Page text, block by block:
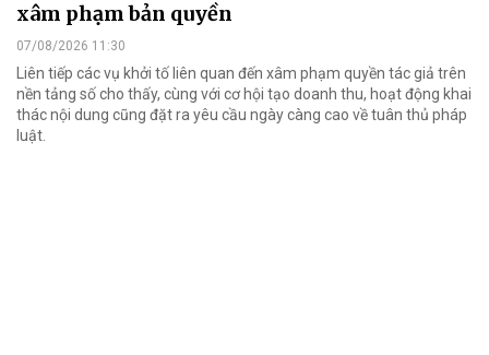
xâm phạm bản quyền
07/08/2026 11:30
Liên tiếp các vụ khởi tố liên quan đến xâm phạm quyền tác giả trên
nền tảng số cho thấy, cùng với cơ hội tạo doanh thu, hoạt động khai
thác nội dung cũng đặt ra yêu cầu ngày càng cao về tuân thủ pháp
luật.